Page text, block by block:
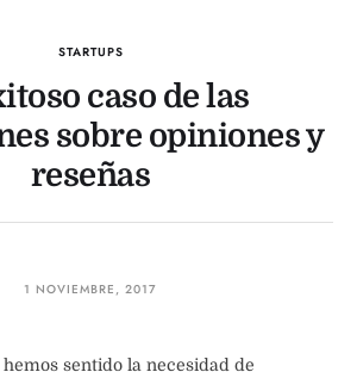
STARTUPS
caso de las
sobre opiniones y
reseñas
1 NOVIEMBRE, 2017
sentido la necesidad de